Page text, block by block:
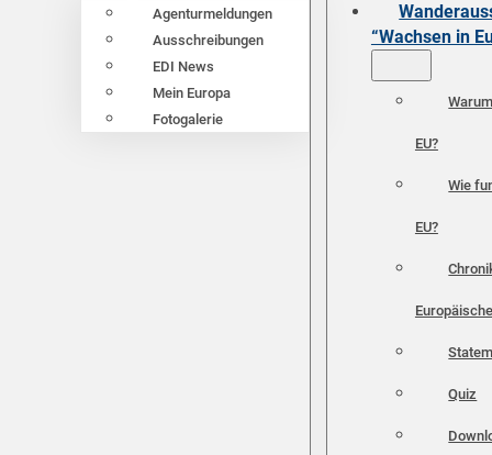
Agenturmeldungen
Ausschreibungen
EDI News
Mein Europa
Fotogalerie
“Wachsen in
EU?
Wie
EU?
Quiz